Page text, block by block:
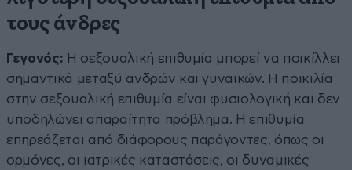
τους άνδρες
Γεγονός: Η σεξουαλική επιθυμία μπορεί να ποικίλλει
σημαντικά μεταξύ ανδρών και γυναικών. Η ποικιλία
στην σεξουαλική επιθυμία είναι φυσιολογική και δεν
υποδηλώνει απαραίτητα πρόβλημα. Η επιθυμία
επηρεάζεται από διάφορους παράγοντες, όπως οι
ορμόνες, οι ιατρικές καταστάσεις, οι δυναμικές